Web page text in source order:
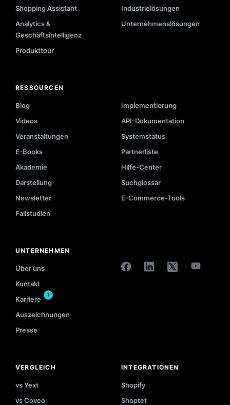
Shopping Assistant
Industrielösungen
Analytics &
Geschäftsintelligenz
Unternehmenslösungen
Produkttour
RESSOURCEN
Blog
Implementierung
Videos
API-Dokumentation
Veranstaltungen
Systemstatus
E-Books
Partnerliste
Akademie
Hilfe-Center
Darstellung
Suchglossar
Newsletter
E-Commerce-Tools
Fallstudien
UNTERNEHMEN
Über uns
Kontakt
Karriere
1
Auszeichnungen
Presse
VERGLEICH
vs Yext
vs Coveo
INTEGRATIONEN
Shopify
Shoptet